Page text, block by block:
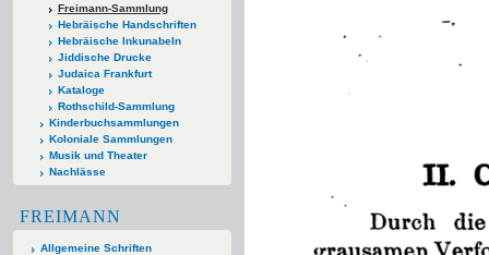
Freimann-Sammlung
Hebräische Handschriften
Hebräische Inkunabeln
Jiddische Drucke
Judaica Frankfurt
Kataloge
Rothschild-Sammlung
Kinderbuchsammlungen
Koloniale Sammlungen
Musik und Theater
Nachlässe
FREIMANN
Allgemeine Schriften